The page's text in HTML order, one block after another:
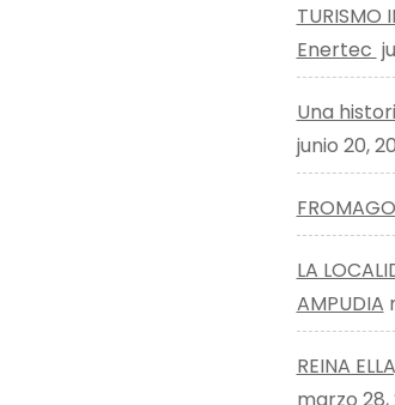
TURISMO
Enertec
Una
junio 20,
LA
AMPUDIA
REINA